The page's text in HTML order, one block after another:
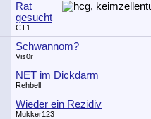
Rat
gesucht
CT1
Schwannom?
Vis0r
NET im Dickdarm
Rehbell
Wieder ein Rezidiv
Mukker123